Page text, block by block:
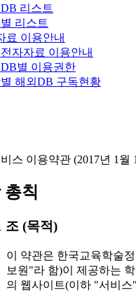
리스트
리스트
료 이용안내
자자료 이용안내
별 이용권한
해외DB 구독현황
스 이용약관 (2017년 1월
총칙
조 (목적)
이 약관은 한국교육학술
보원"라 함)이 제공하는
의 웹사이트(이하 "서비스